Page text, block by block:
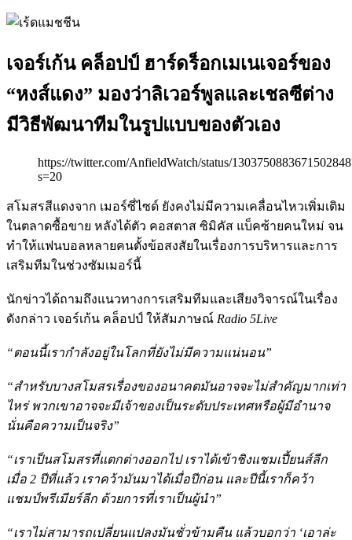
เจอร์เก้น คล็อปป์ ฮาร์ดร็อกเมเนเจอร์ของ
“หงส์แดง” มองว่าลิเวอร์พูลและเชลซีต่าง
มีวิธีพัฒนาทีมในรูปแบบของตัวเอง
https://twitter.com/AnfieldWatch/status/
s=20
สโมสรสีแดงจาก เมอร์ซี่ไซด์ ยังคงไม่มีความเคลื่อนไหวเพิ่มเติม
ในตลาดซื้อขาย หลังได้ตัว คอสตาส ซิมิคัส แบ็คซ้ายคนใหม่ จน
ทำให้แฟนบอลหลายคนตั้งข้อสงสัยในเรื่องการบริหารและการ
เสริมทีมในช่วงซัมเมอร์นี้
นักข่าวได้ถามถึงแนวทางการเสริมทีมและเสียงวิจารณ์ในเรื่อง
ดังกล่าว เจอร์เก้น คล็อปป์ ให้สัมภาษณ์ Radio 5Live
“ตอนนี้เรากำลังอยู่ในโลกที่ยังไม่มีความแน่นอน”
“สำหรับบางสโมสรเรื่องของอนาคตมันอาจจะไม่สำคัญมากเท่า
ไหร่ พวกเขาอาจจะมีเจ้าของเป็นระดับประเทศหรือผู้มีอำนาจ
นั่นคือความเป็นจริง”
“เราเป็นสโมสรที่แตกต่างออกไป เราได้เข้าชิงแชมเปี้ยนส์ลีก
เมื่อ 2 ปีที่แล้ว เราคว้ามันมาได้เมื่อปีก่อน และปีนี้เราก็คว้า
แชมป์พรีเมียร์ลีก ด้วยการที่เราเป็นผู้นำ”
“เราไม่สามารถเปลี่ยนแปลงมันชั่วข้ามคืน แล้วบอกว่า ‘เอาล่ะ